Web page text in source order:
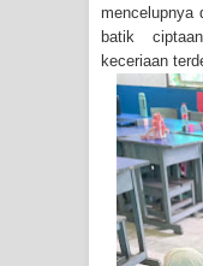
mencelupnya
batik
keceriaan